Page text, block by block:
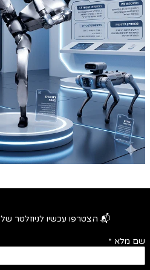
📬 הצטרפו עכשיו לניוזלטר של
שם מלא *